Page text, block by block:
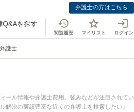
弁護士の方はこちら
Q&Aを探す
閲覧履歴 マイリスト ログイン
護士
ール情報や弁護士費用、強みなどが注目されてい
決の実績豊富な近くの弁護士を検索したい』